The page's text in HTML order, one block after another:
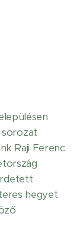
Raji Ferenc
hegyet